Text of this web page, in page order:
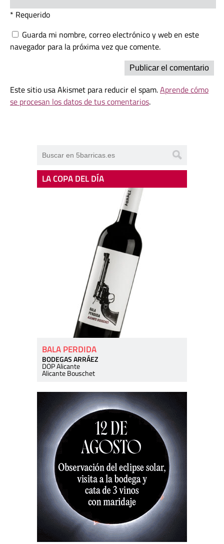
* Requerido
Guarda mi nombre, correo electrónico y web en este
navegador para la próxima vez que comente.
Este sitio usa Akismet para reducir el spam.Aprende cómo
se procesan los datos de tus comentarios.
LA COPA DEL DÍA
BALA PERDIDA
BODEGAS ARRÁEZ
DOP Alicante
Alicante Bouschet